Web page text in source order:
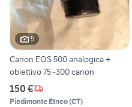
5
Canon EOS 500 analogica +
obiettivo 75 -300 canon
150 €
Piedimonte Etneo(CT)